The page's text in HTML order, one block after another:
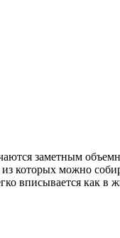
заметным
которых можно
вписывается как